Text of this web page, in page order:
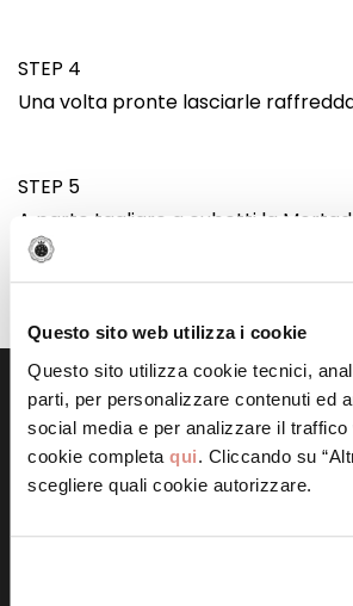
Questo sito web utilizza i cookie
Questo sito utilizza cookie tecnici,
parti, per personalizzare contenuti ed
social media e per analizzare il
cookie completa qui. Cliccando su
scegliere quali cookie autorizzare.
STEP 4
Una volta pronte lasciarle
STEP 5
A parte tagliare a cubetti la
o se preferite potete utilizzare le
crescenza sulla crêpe, unire la
Scopri altre ricette